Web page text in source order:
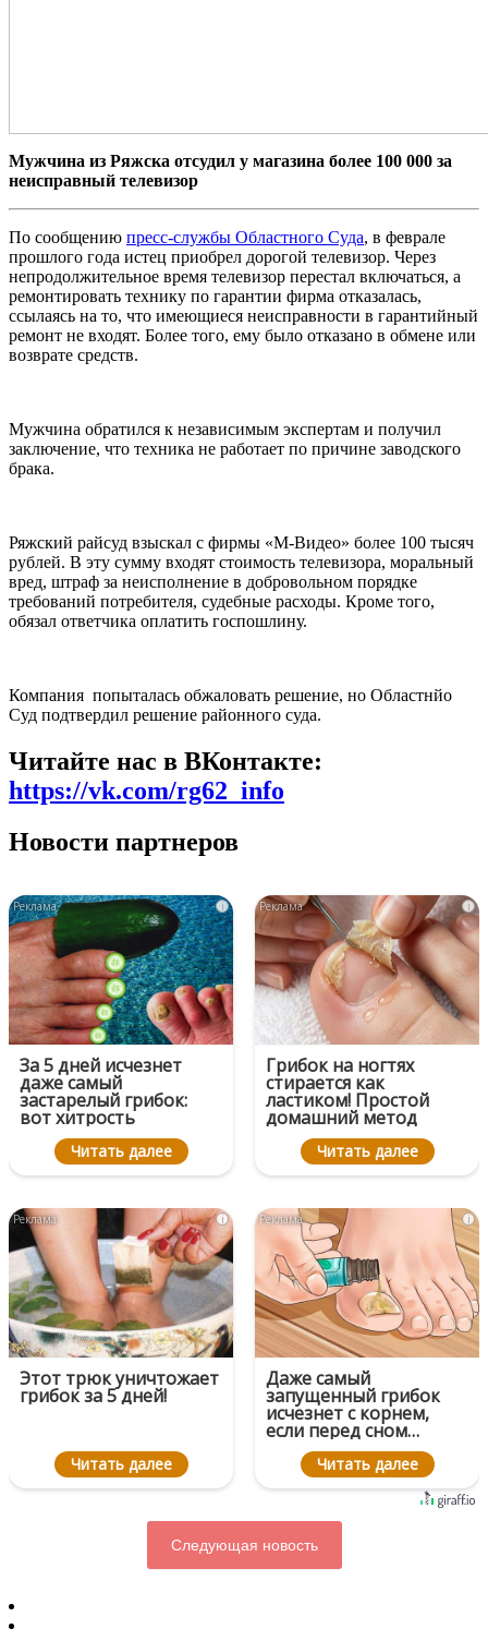
Мужчина из Ряжска отсудил у магазина более 100 000 за
неисправный телевизор
По сообщению пресс-службы Областного Суда, в феврале
прошлого года истец приобрел дорогой телевизор. Через
непродолжительное время телевизор перестал включаться, а
ремонтировать технику по гарантии фирма отказалась,
ссылаясь на то, что имеющиеся неисправности в гарантийный
ремонт не входят. Более того, ему было отказано в обмене или
возврате средств.
Мужчина обратился к независимым экспертам и получил
заключение, что техника не работает по причине заводского
брака.
Ряжский райсуд взыскал с фирмы «М-Видео» более 100 тысяч
рублей. В эту сумму входят стоимость телевизора, моральный
вред, штраф за неисполнение в добровольном порядке
требований потребителя, судебные расходы. Кроме того,
обязал ответчика оплатить госпошлину.
Компания попыталась обжаловать решение, но Областнйо
Суд подтвердил решение районного суда.
Читайте нас в ВКонтакте:
https://vk.com/rg62_info
Новости партнеров
i
За 5 дней исчезнет
даже самый
застарелый грибок:
вот хитрость
Читать далее
i
Грибок на ногтях
стирается как
ластиком! Простой
домашний метод
Читать далее
i
Этот трюк уничтожает
грибок за 5 дней!
Читать далее
i
Даже самый
запущенный грибок
исчезнет с корнем,
если перед сном…
Читать далее
Следующая новость